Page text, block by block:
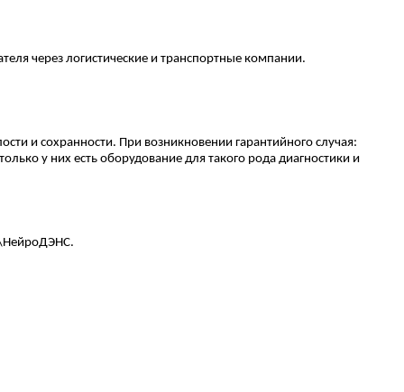
через логистические и транспортные компании.
и сохранности. При возникновении гарантийного случая:
у них есть оборудование для такого рода диагностики и